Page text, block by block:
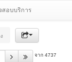
สอบบริการ
จาก 4737